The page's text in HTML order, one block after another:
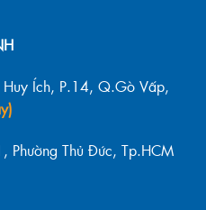
Ích, P.14, Q.Gò Vấp,
Thủ Đức, Tp.HCM